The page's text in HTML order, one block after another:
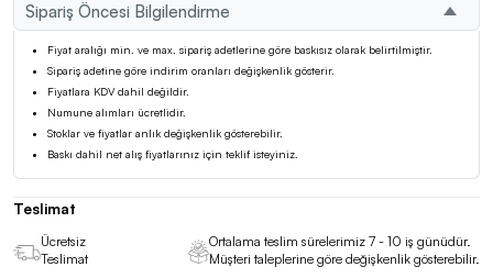
Sipariş Öncesi Bilgilendirme
Fiyat aralığı min. ve max. sipariş adetlerine göre baskısız olarak belirtilmiştir.
Sipariş adetine göre indirim oranları değişkenlik gösterir.
Fiyatlara KDV dahil değildir.
Numune alımları ücretlidir.
Stoklar ve fiyatlar anlık değişkenlik gösterebilir.
Baskı dahil net alış fiyatlarınız için teklif isteyiniz.
Teslimat
Ücretsiz
Teslimat
Ortalama teslim sürelerimiz 7 - 10 iş günüdür.
Müşteri taleplerine göre değişkenlik gösterebilir.